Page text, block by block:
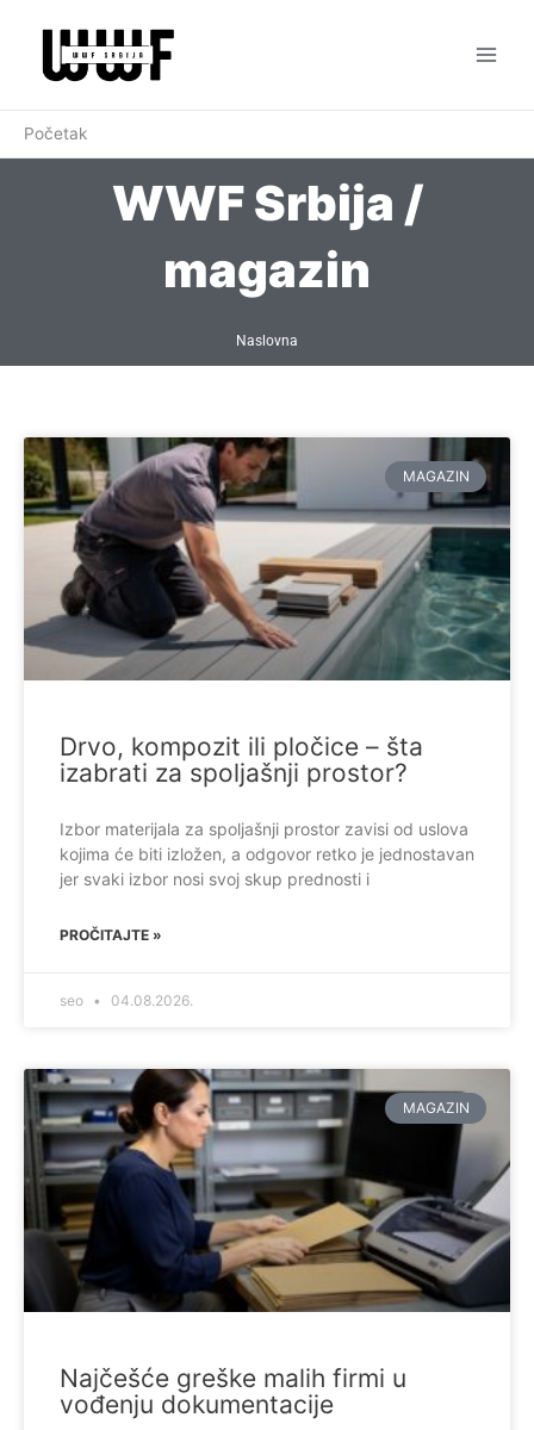
Početak
WWF Srbija /
magazin
Naslovna
MAGAZIN
Drvo, kompozit ili pločice – šta
izabrati za spoljašnji prostor?
Izbor materijala za spoljašnji prostor zavisi od uslova
kojima će biti izložen, a odgovor retko je jednostavan
jer svaki izbor nosi svoj skup prednosti i
PROČITAJTE »
seo 04.08.2026.
MAGAZIN
Najčešće greške malih firmi u
vođenju dokumentacije